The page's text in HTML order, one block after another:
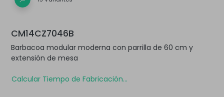
CM14CZ7046B
Barbacoa modular moderna con parrilla de 60 cm y
extensión de mesa
Calcular Tiempo de Fabricación...